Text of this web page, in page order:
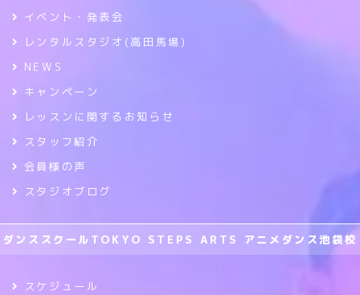
イベント・発表会
レンタルスタジオ(高田馬場)
NEWS
キャンペーン
レッスンに関するお知らせ
スタッフ紹介
会員様の声
スタジオブログ
ダンススクールTOKYO STEPS ARTS アニメダンス池袋校
スケジュール